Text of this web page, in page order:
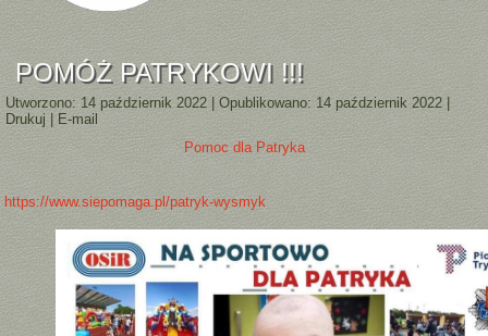
POMÓŻ PATRYKOWI !!!
Utworzono: 14 październik 2022 |Opublikowano: 14 październik 2022
Drukuj
E-mail
Pomoc dla Patryka
https://www.siepomaga.pl/patryk-wysmyk